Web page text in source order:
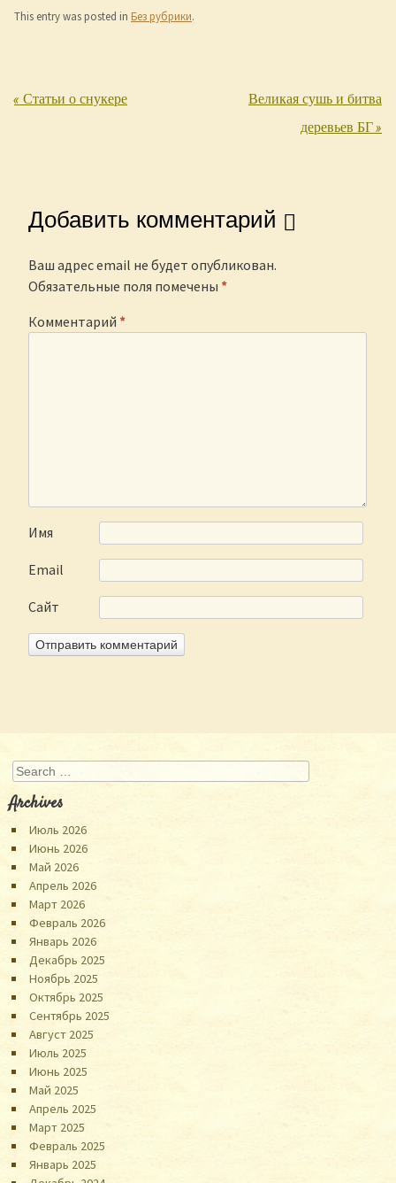
This entry was posted in Без рубрики.
Post navigation
«Статьи о снукере
Великая сушь и битва
деревьев БГ»
Добавить комментарий
Ваш адрес email не будет опубликован.
Обязательные поля помечены *
Комментарий *
Имя
Email
Сайт
Search
Archives
Июль 2026
Июнь 2026
Май 2026
Апрель 2026
Март 2026
Февраль 2026
Январь 2026
Декабрь 2025
Ноябрь 2025
Октябрь 2025
Сентябрь 2025
Август 2025
Июль 2025
Июнь 2025
Май 2025
Апрель 2025
Март 2025
Февраль 2025
Январь 2025